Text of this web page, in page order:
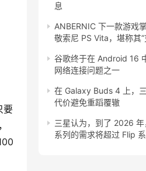
要
息
ANBERNIC 下一款游戏
敬索尼 PS Vita，堪称其“
谷歌终于在 Android 16
网络连接问题之一
在 Galaxy Buds 4 上，
代价避免重蹈覆辙
三星认为，到了 2026
系列的需求将超过 Flip